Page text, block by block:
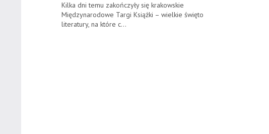
Kilka dni temu zakończyły się krakowskie
Międzynarodowe Targi Książki – wielkie święto
literatury, na które c...